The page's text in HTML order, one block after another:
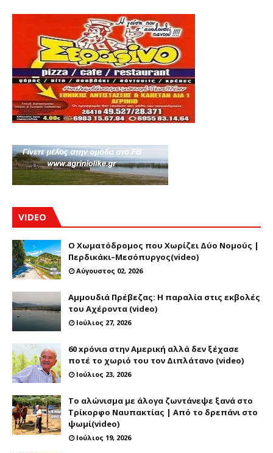
VIDEO
Ο Χωματόδρομος που Χωρίζει Δύο Νομούς |
Περδικάκι–Μεσόπυργος(video)
Αύγουστος 02, 2026
Αμμουδιά Πρέβεζας: Η παραλία στις εκβολές
του Αχέροντα (video)
Ιούλιος 27, 2026
60 xρόνια στην Αμερική αλλά δεν ξέχασε
ποτέ το χωριό του τον Διπλάτανο (video)
Ιούλιος 23, 2026
Το αλώνισμα με άλογα ζωντάνεψε ξανά στο
Τρίκορφο Ναυπακτίας | Από το δρεπάνι στο
ψωμί(video)
Ιούλιος 19, 2026